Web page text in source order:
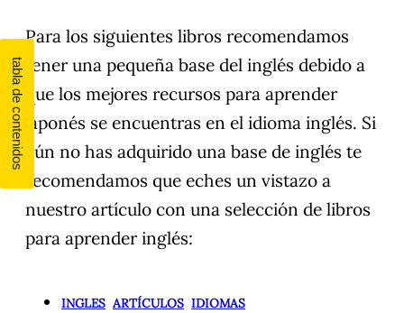
Para los siguientes libros recomendamos
tener una pequeña base del inglés debido a
que los mejores recursos para aprender
japonés se encuentras en el idioma inglés. Si
aún no has adquirido una base de inglés te
recomendamos que eches un vistazo a
nuestro artículo con una selección de libros
para aprender inglés:
INGLES ARTÍCULOS IDIOMAS